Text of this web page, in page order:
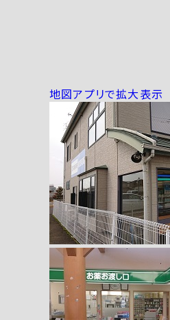
地図アプリで拡大表示